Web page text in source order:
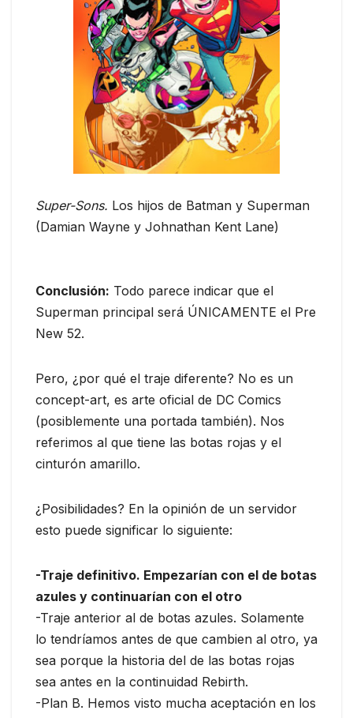
Super-Sons. Los hijos de Batman y Superman
(Damian Wayne y Johnathan Kent Lane)
Conclusión: Todo parece indicar que el
Superman principal será ÚNICAMENTE el Pre
New 52.
Pero, ¿por qué el traje diferente? No es un
concept-art, es arte oficial de DC Comics
(posiblemente una portada también). Nos
referimos al que tiene las botas rojas y el
cinturón amarillo.
¿Posibilidades? En la opinión de un servidor
esto puede significar lo siguiente:
-Traje definitivo. Empezarían con el de botas
azules y continuarían con el otro
-Traje anterior al de botas azules. Solamente
lo tendríamos antes de que cambien al otro, ya
sea porque la historia del de las botas rojas
sea antes en la continuidad Rebirth.
-Plan B. Hemos visto mucha aceptación en los